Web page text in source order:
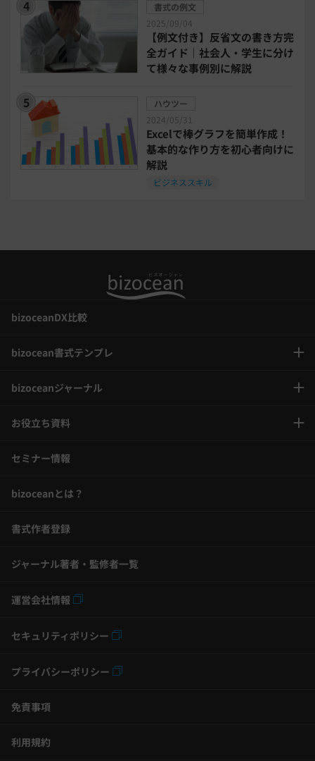
タイアップ
ニューノーマル時代における企業のあり方
インボイス制度解説 税制改正
喪中はがき 働き方改革
書式の例文
2025/09/04
【例文付き】反省文の書き方完
全ガイド｜社会人・学生に分け
て様々な事例別に解説
ハウツー
2024/05/31
Excelで棒グラフを簡単作成！
基本的な作り方を初心者向けに
解説
ビジネススキル
bizoceanDX比較
bizocean書式テンプレ
bizoceanジャーナル
お役立ち資料
セミナー情報
bizoceanとは？
書式作者登録
ジャーナル著者・監修者一覧
運営会社情報
セキュリティポリシー
プライバシーポリシー
免責事項
利用規約